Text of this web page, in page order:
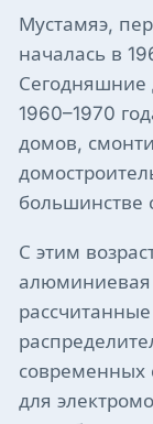
Мустамяэ,
началась в
Сегодняшние
1960–1970
домов,
большинстве
С этим
алюминиевая
современных
для